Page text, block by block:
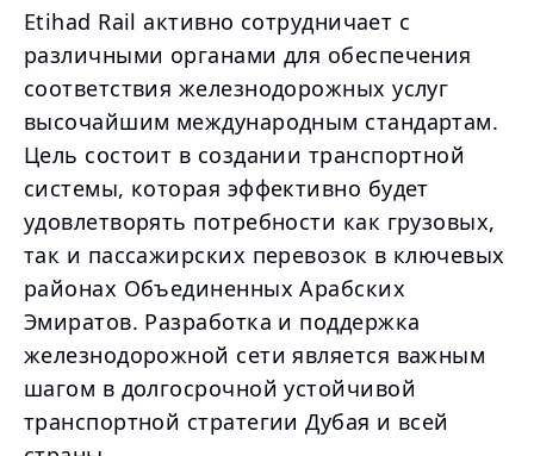
Etihad Rail активно сотрудничает с
различными органами для обеспечения
соответствия железнодорожных услуг
высочайшим международным стандартам.
Цель состоит в создании транспортной
системы, которая эффективно будет
удовлетворять потребности как грузовых,
так и пассажирских перевозок в ключевых
районах Объединенных Арабских
Эмиратов. Разработка и поддержка
железнодорожной сети является важным
шагом в долгосрочной устойчивой
транспортной стратегии Дубая и всей